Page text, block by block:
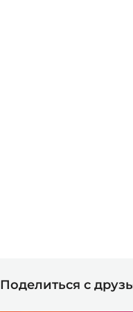
Поделиться с